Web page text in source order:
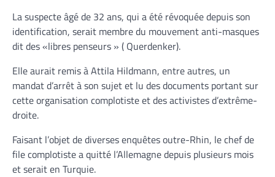
La suspecte âgé de 32 ans, qui a été révoquée depuis son
identification, serait membre du mouvement anti-masques
dit des «libres penseurs » ( Querdenker).
Elle aurait remis à Attila Hildmann, entre autres, un
mandat d’arrêt à son sujet et lu des documents portant sur
cette organisation complotiste et des activistes d’extrême-
droite.
Faisant l’objet de diverses enquêtes outre-Rhin, le chef de
file complotiste a quitté l’Allemagne depuis plusieurs mois
et serait en Turquie.